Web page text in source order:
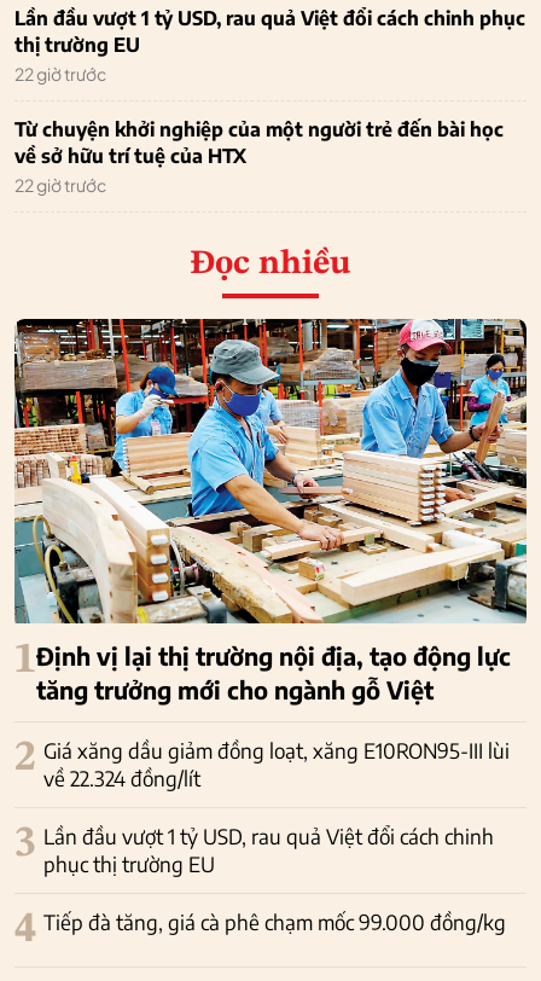
Lần đầu vượt 1 tỷ USD, rau quả Việt đổi cách chinh phục
thị trường EU
22 giờ trước
Từ chuyện khởi nghiệp của một người trẻ đến bài học
về sở hữu trí tuệ của HTX
22 giờ trước
Đọc nhiều
1Định vị lại thị trường nội địa, tạo động lực
tăng trưởng mới cho ngành gỗ Việt
2 Giá xăng dầu giảm đồng loạt, xăng E10RON95-III lùi
về 22.324 đồng/lít
3 Lần đầu vượt 1 tỷ USD, rau quả Việt đổi cách chinh
phục thị trường EU
4 Tiếp đà tăng, giá cà phê chạm mốc 99.000 đồng/kg